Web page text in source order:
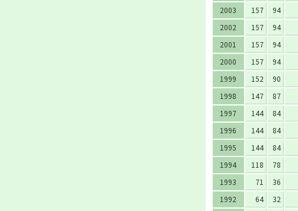
2003
157 94
2002
157 94
2001
157 94
2000
157 94
1999
152 90
1998
147 87
1997
144 84
1996
144 84
1995
144 84
1994
118 78
1993
71 36
1992
64 32